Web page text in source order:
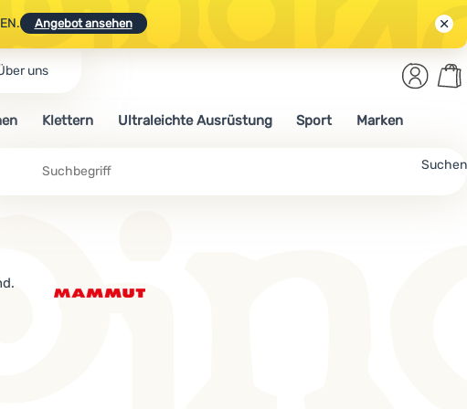
Angebot ansehen
NUTZEN.
Angebot ansehen
uns
Suche Suchen
Anmelden
Klettern Ultraleichte Ausrüstung Sport Marken